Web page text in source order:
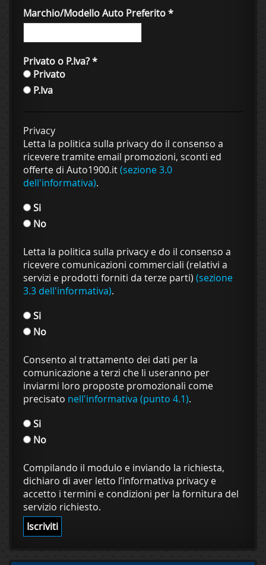
Marchio/Modello Auto Preferito*
Privato o P.Iva?*
Privato
P.Iva
Privacy
Letta la politica sulla privacy do il consenso a
ricevere tramite email promozioni, sconti ed
offerte di Auto1900.it(sezione 3.0
dell'informativa).
Si
No
Letta la politica sulla privacy e do il consenso a
ricevere comunicazioni commerciali (relativi a
servizi e prodotti forniti da terze parti) (sezione
3.3 dell'informativa).
Si
No
Consento al trattamento dei dati per la
comunicazione a terzi che li useranno per
inviarmi loro proposte promozionali come
precisato nell'informativa (punto 4.1).
Si
No
Compilando il modulo e inviando la richiesta,
dichiaro di aver letto l’informativa privacy e
accetto i termini e condizioni per la fornitura del
servizio richiesto.